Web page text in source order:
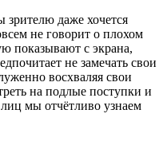
даже хочется
не говорит о плохом
показывают с экрана,
не замечать свои
восхваляя свои
на подлые поступки и
мы отчётливо узнаем